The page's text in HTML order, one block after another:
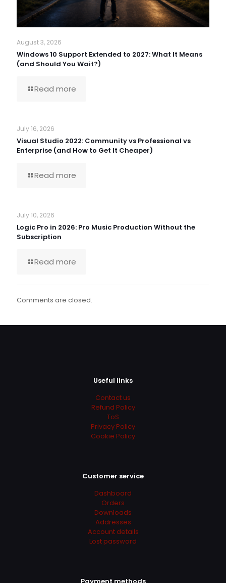
August 3, 2026
Windows 10 Support Extended to 2027: What It Means
(and Should You Wait?)
Read more
July 16, 2026
Visual Studio 2022: Community vs Professional vs
Enterprise (and How to Get It Cheaper)
Read more
July 10, 2026
Logic Pro in 2026: Pro Music Production Without the
Subscription
Read more
Comments are closed.
Useful links
Contact us
Refund Policy
ToS
Privacy Policy
Cookie Policy
Customer service
Dashboard
Orders
Downloads
Addresses
Account details
Lost password
Payment methods